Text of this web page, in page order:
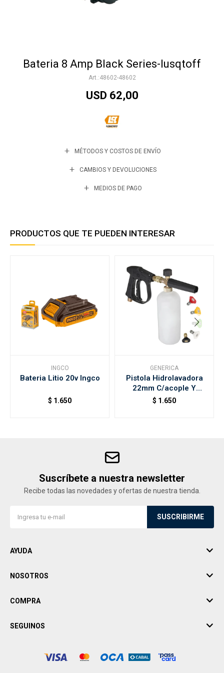
Bateria 8 Amp Black Series-lusqtoff
48602-48602
USD 62,00
MÉTODOS Y COSTOS DE ENVÍO
CAMBIOS Y DEVOLUCIONES
MEDIOS DE PAGO
PRODUCTOS QUE TE PUEDEN INTERESAR
INGCO
Bateria Litio 20v Ingco
$ 1.650
GENERICA
Pistola Hidrolavadora
22mm C/acople Y
Botella 1lt
$ 1.650
Suscríbete a nuestra newsletter
Recibe todas las novedades y ofertas de nuestra tienda.
SUSCRIBIRME
AYUDA
NOSOTROS
COMPRA
SEGUINOS
Varios